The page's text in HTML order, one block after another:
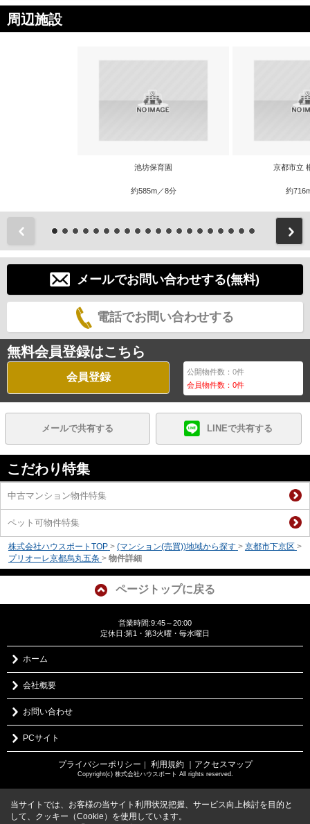
周辺施設
池坊保育園
約585m／8分
京都市立
約
メールでお問い合わせする(無料)
電話でお問い合わせする
無料会員登録はこちら
会員登録 公開物件数：0件
会員物件数：0件
メールで共有する LINEで共有する
こだわり特集
中古マンション物件特集
ペット可物件特集
株式会社ハウスポートTOP > (マンション(売買))地域から探す > 京都市下京区 >
プリオーレ京都烏丸五条 > 物件詳細
ページトップに戻る
営業時間:9:45～20:00
定休日:第1・第3火曜・毎水曜日
ホーム
会社概要
お問い合わせ
PCサイト
プライバシーポリシー ｜ 利用規約 ｜アクセスマップ
Copyright(c) 株式会社ハウスポート All rights reserved.
当サイトでは、お客様の当サイト利用状況把握、サービス向上検討を目的と
して、クッキー（Cookie）を使用しています。